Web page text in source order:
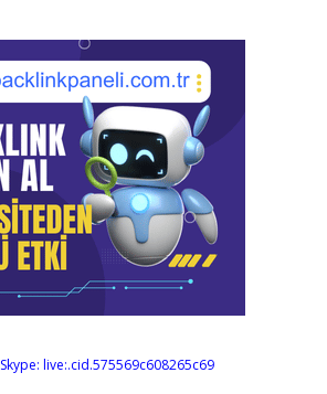
Skype: live:.cid.575569c608265c69